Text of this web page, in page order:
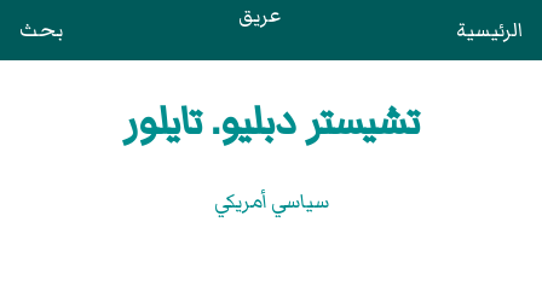
الرئيسية عريق بحث
تشيستر دبليو. تايلور
سياسي أمريكي